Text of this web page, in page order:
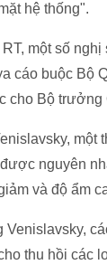
hệ thống".
một số
cáo buộc Bộ
cho Bộ
một
nguyên
và độ ẩm
Venislavsky,
thu hồi các